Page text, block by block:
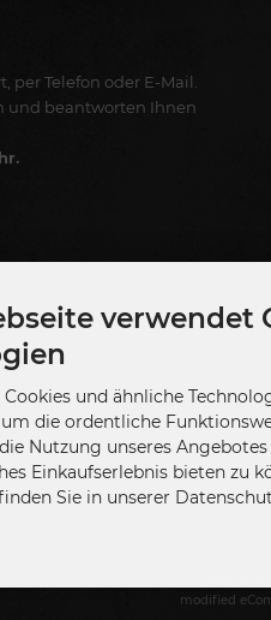
per Telefon oder E-Mail.
und beantworten Ihnen
modified
verwendet
und ähnliche
die ordentliche
Nutzung unseres
Einkaufserlebnis bieten zu
Sie in unserer